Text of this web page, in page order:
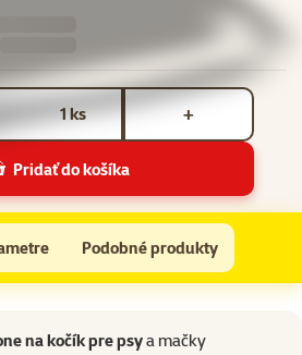
ks +
Pridať do košíka
Kenyone čiernaPodobné produkty
na kočík pre psya mačky